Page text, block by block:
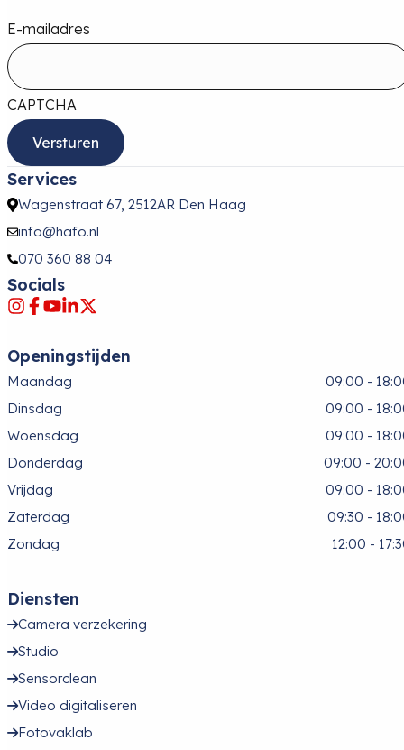
E-mailadres
CAPTCHA
Services
Wagenstraat 67, 2512AR Den Haag
info@hafo.nl
070 360 88 04
Socials
Openingstijden
Maandag
09:00 -
Dinsdag
09:00 -
Woensdag
09:00 -
Donderdag
09:00 -
Vrijdag
09:00 -
Zaterdag
09:30 -
Zondag
12:00 -
Diensten
Camera verzekering
Studio
Sensorclean
Video digitaliseren
Fotovaklab